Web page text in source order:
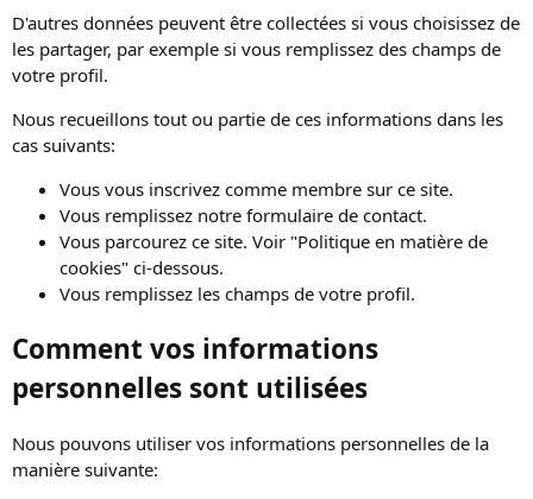
D'autres données peuvent être collectées si vous choisissez de
les partager, par exemple si vous remplissez des champs de
votre profil.
Nous recueillons tout ou partie de ces informations dans les
cas suivants:
Vous vous inscrivez comme membre sur ce site.
Vous remplissez notre formulaire de contact.
Vous parcourez ce site. Voir "Politique en matière de
cookies" ci-dessous.
Vous remplissez les champs de votre profil.
Comment vos informations
personnelles sont utilisées
Nous pouvons utiliser vos informations personnelles de la
manière suivante: